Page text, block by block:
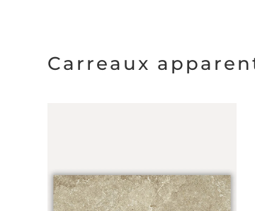
Carreaux